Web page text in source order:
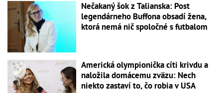
Nečakaný šok z Talianska: Post
legendárneho Buffona obsadí žena,
ktorá nemá nič spoločné s futbalom
Americká olympionička cíti krivdu a
naložila domácemu zväzu: Nech
niekto zastaví to, čo robia v USA